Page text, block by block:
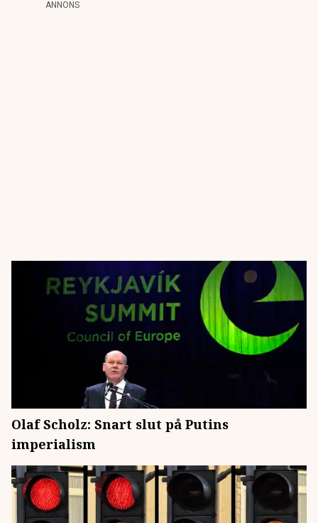
ANNONS
Olaf Scholz: Snart slut på Putins
imperialism